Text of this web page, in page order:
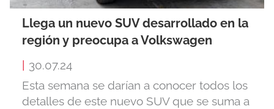
Llega un nuevo SUV desarrollado en la
región y preocupa a Volkswagen
30.07.24
Esta semana se darían a conocer todos los
detalles de este nuevo SUV que se suma a